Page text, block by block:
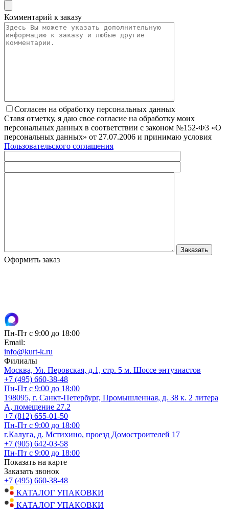
Комментарий к заказу
Согласен на обработку персональных данных
Ставя отметку, я даю свое согласие на обработку моих
персональных данных в соответствии с законом №152-Ф3 «О
персональных данных» от 27.07.2006 и принимаю условия
Пользовательского соглашения
Оформить заказ
Пн-Пт с 9:00 до 18:00
Email:
info@kurt-k.ru
Филиалы
Москва, Ул. Перовская, д.1, стр. 5 м. Шоссе энтузиастов
+7 (495) 660-38-48
Пн-Пт с 9:00 до 18:00
198095, г. Санкт-Петербург, Промышленная, д. 38 к. 2 литера
А, помещение 27.2
+7 (812) 655-01-50
Пн-Пт с 9:00 до 18:00
г.Калуга, д. Мстихино, проезд Домостроителей 17
+7 (905) 642-03-58
Пн-Пт с 9:00 до 18:00
Показать на карте
Заказать звонок
+7 (495) 660-38-48
КАТАЛОГ УПАКОВКИ
КАТАЛОГ УПАКОВКИ